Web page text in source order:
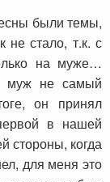
были темы,
не стало, т.к. с
на муже…
муж не самый
он принял
в нашей
стороны, когда
для меня это